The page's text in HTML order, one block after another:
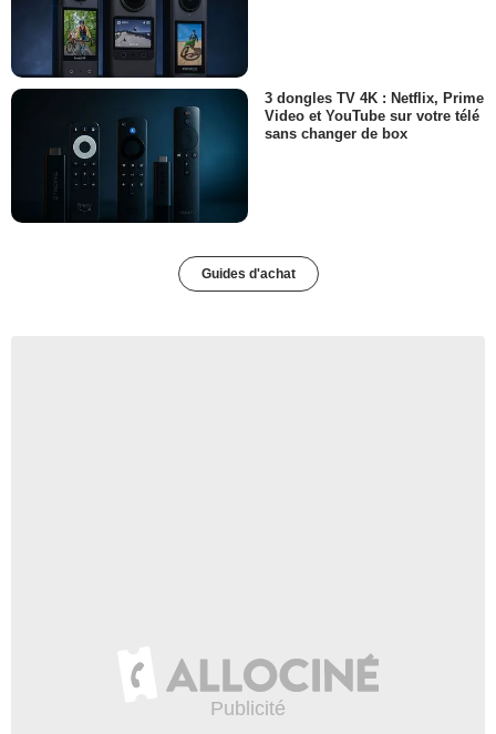
3 dongles TV 4K : Netflix, Prime
Video et YouTube sur votre télé
sans changer de box
Guides d'achat